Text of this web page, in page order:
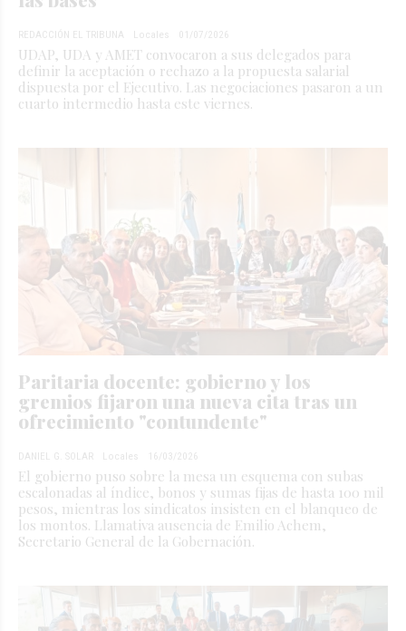
REDACCIÓN EL TRIBUNA Locales 01/07/2026
UDAP, UDA y AMET convocaron a sus delegados para
definir la aceptación o rechazo a la propuesta salarial
dispuesta por el Ejecutivo. Las negociaciones pasaron a un
cuarto intermedio hasta este viernes.
Paritaria docente: gobierno y los
gremios fijaron una nueva cita tras un
ofrecimiento "contundente"
DANIEL G. SOLAR Locales 16/03/2026
El gobierno puso sobre la mesa un esquema con subas
escalonadas al índice, bonos y sumas fijas de hasta 100 mil
pesos, mientras los sindicatos insisten en el blanqueo de
los montos. Llamativa ausencia de Emilio Achem,
Secretario General de la Gobernación.